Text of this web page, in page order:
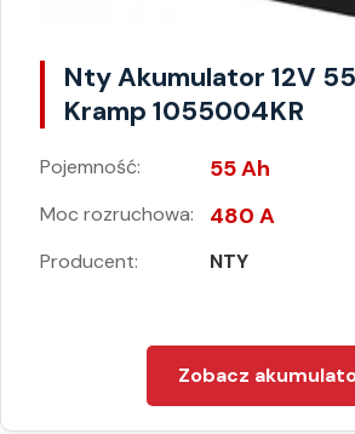
Nty Akumulator 12V
Kramp 1055004KR
Pojemność: 55 Ah
Moc rozruchowa: 480 A
Producent: NTY
Zobacz